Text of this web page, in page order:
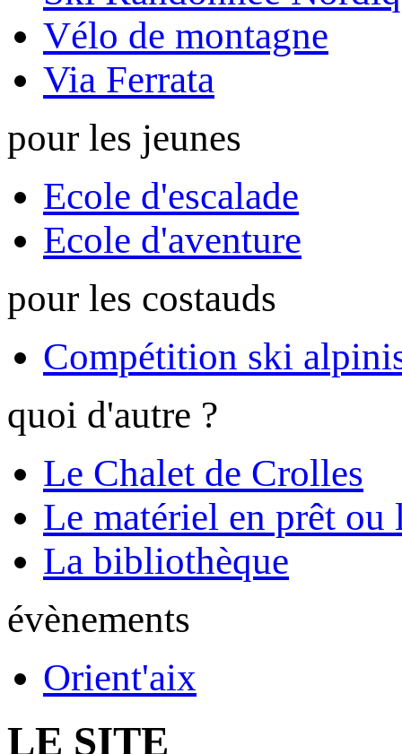
Vélo de montagne
Via Ferrata
pour les jeunes
Ecole d'escalade
Ecole d'aventure
pour les costauds
Compétition ski
quoi d'autre ?
Le Chalet de Crolles
Le matériel en prêt ou
La bibliothèque
évènements
Orient'aix
LE SITE